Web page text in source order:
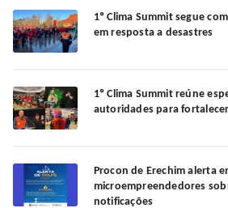
1º Clima Summit segue
em resposta a desastres
1º Clima Summit reúne
autoridades para
Procon de Erechim alerta
microempreendedores
notificações